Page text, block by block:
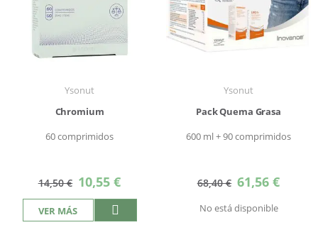
Ysonut
Chromium
60 comprimidos
14,50 € Precio
especial
10,55 €
VER MÁS
Ysonut
Pack Quema Grasa
600 ml + 90 comprimidos
68,40 € Precio
especial
61,56 €
No está disponible